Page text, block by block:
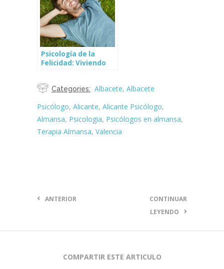
Psicología de la
Felicidad: Viviendo
Categories: Albacete, Albacete
Psicólogo, Alicante, Alicante Psicólogo,
Almansa, Psicologia, Psicólogos en almansa,
Terapia Almansa, Valencia
ANTERIOR
CONTINUAR
LEYENDO
COMPARTIR ESTE ARTICULO